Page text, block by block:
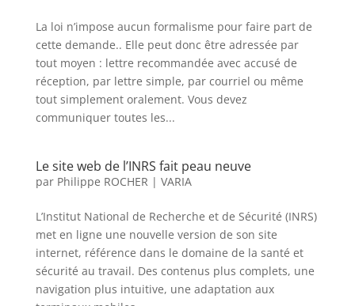
La loi n’impose aucun formalisme pour faire part de
cette demande.​. Elle peut donc être adressée par
tout moyen : lettre recommandée avec accusé de
réception, par lettre simple, par courriel ou même
tout simplement oralement. Vous devez
communiquer toutes les...
Le site web de l’INRS fait peau neuve
par Philippe ROCHER | VARIA
L’Institut National de Recherche et de Sécurité (INRS)
met en ligne une nouvelle version de son site
internet, référence dans le domaine de la santé et
sécurité au travail. Des contenus plus complets, une
navigation plus intuitive, une adaptation aux